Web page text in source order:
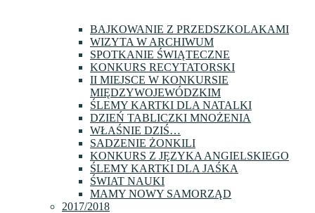
BAJKOWANIE Z PRZEDSZKOLAKAMI
WIZYTA W ARCHIWUM
SPOTKANIE ŚWIĄTECZNE
KONKURS RECYTATORSKI
II MIEJSCE W KONKURSIE
MIĘDZYWOJEWÓDZKIM
ŚLEMY KARTKI DLA NATALKI
DZIEŃ TABLICZKI MNOŻENIA
WŁAŚNIE DZIŚ…
SADZENIE ŻONKILI
KONKURS Z JĘZYKA ANGIELSKIEGO
ŚLEMY KARTKI DLA JAŚKA
ŚWIAT NAUKI
MAMY NOWY SAMORZĄD
2017/2018